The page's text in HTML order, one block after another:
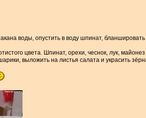
воды, опустить в воду шпинат, бланшировать
цвета. Шпинат, орехи, чеснок, лук,
выложить на листья салата и украсить